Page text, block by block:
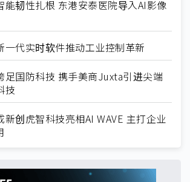
能韧性扎根 东港安泰医院导入AI影像
一代实时软件推动工业控制革新
足国防科技 携手美商Juxta引进尖端
技
新创虎智科技亮相AI WAVE 主打企业